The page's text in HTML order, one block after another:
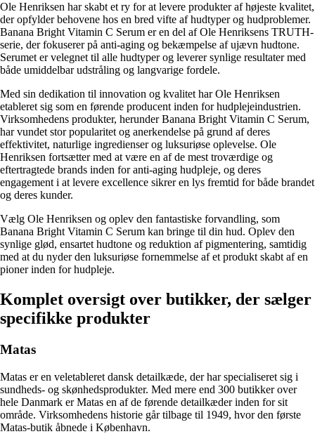
Ole Henriksen har skabt et ry for at levere produkter af højeste kvalitet,
der opfylder behovene hos en bred vifte af hudtyper og hudproblemer.
Banana Bright Vitamin C Serum er en del af Ole Henriksens TRUTH-
serie, der fokuserer på anti-aging og bekæmpelse af ujævn hudtone.
Serumet er velegnet til alle hudtyper og leverer synlige resultater med
både umiddelbar udstråling og langvarige fordele.
Med sin dedikation til innovation og kvalitet har Ole Henriksen
etableret sig som en førende producent inden for hudplejeindustrien.
Virksomhedens produkter, herunder Banana Bright Vitamin C Serum,
har vundet stor popularitet og anerkendelse på grund af deres
effektivitet, naturlige ingredienser og luksuriøse oplevelse. Ole
Henriksen fortsætter med at være en af ​​de mest troværdige og
eftertragtede brands inden for anti-aging hudpleje, og deres
engagement i at levere excellence sikrer en lys fremtid for både brandet
og deres kunder.
Vælg Ole Henriksen og oplev den fantastiske forvandling, som
Banana Bright Vitamin C Serum kan bringe til din hud. Oplev den
synlige glød, ensartet hudtone og reduktion af pigmentering, samtidig
med at du nyder den luksuriøse fornemmelse af et produkt skabt af en
pioner inden for hudpleje.
Komplet oversigt over butikker, der sælger
specifikke produkter
Matas
Matas er en veletableret dansk detailkæde, der har specialiseret sig i
sundheds- og skønhedsprodukter. Med mere end 300 butikker over
hele Danmark er Matas en af de førende detailkæder inden for sit
område. Virksomhedens historie går tilbage til 1949, hvor den første
Matas-butik åbnede i København.